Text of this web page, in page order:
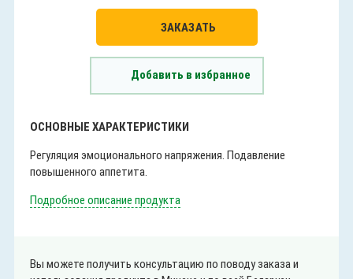
ЗАКАЗАТЬ
Добавить в избранное
ОСНОВНЫЕ ХАРАКТЕРИСТИКИ
Регуляция эмоционального напряжения. Подавление
повышенного аппетита.
Подробное описание продукта
Вы можете получить консультацию по поводу заказа и